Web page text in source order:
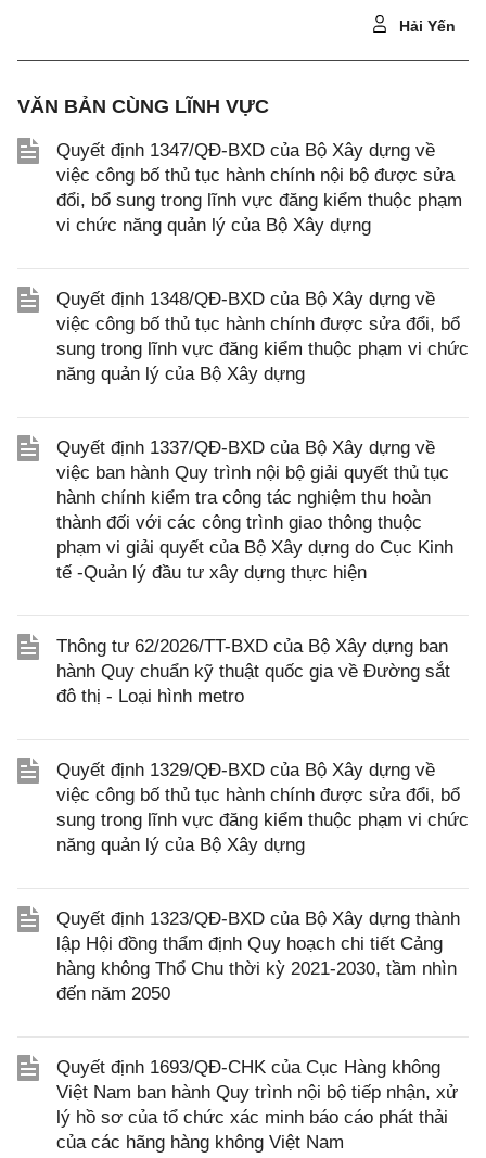
Hải Yến
VĂN BẢN CÙNG LĨNH VỰC
Quyết định 1347/QĐ-BXD của Bộ Xây dựng về
việc công bố thủ tục hành chính nội bộ được sửa
đổi, bổ sung trong lĩnh vực đăng kiểm thuộc phạm
vi chức năng quản lý của Bộ Xây dựng
Quyết định 1348/QĐ-BXD của Bộ Xây dựng về
việc công bố thủ tục hành chính được sửa đổi, bổ
sung trong lĩnh vực đăng kiểm thuộc phạm vi chức
năng quản lý của Bộ Xây dựng
Quyết định 1337/QĐ-BXD của Bộ Xây dựng về
việc ban hành Quy trình nội bộ giải quyết thủ tục
hành chính kiểm tra công tác nghiệm thu hoàn
thành đối với các công trình giao thông thuộc
phạm vi giải quyết của Bộ Xây dựng do Cục Kinh
tế -Quản lý đầu tư xây dựng thực hiện
Thông tư 62/2026/TT-BXD của Bộ Xây dựng ban
hành Quy chuẩn kỹ thuật quốc gia về Đường sắt
đô thị - Loại hình metro
Quyết định 1329/QĐ-BXD của Bộ Xây dựng về
việc công bố thủ tục hành chính được sửa đổi, bổ
sung trong lĩnh vực đăng kiểm thuộc phạm vi chức
năng quản lý của Bộ Xây dựng
Quyết định 1323/QĐ-BXD của Bộ Xây dựng thành
lập Hội đồng thẩm định Quy hoạch chi tiết Cảng
hàng không Thổ Chu thời kỳ 2021-2030, tầm nhìn
đến năm 2050
Quyết định 1693/QĐ-CHK của Cục Hàng không
Việt Nam ban hành Quy trình nội bộ tiếp nhận, xử
lý hồ sơ của tổ chức xác minh báo cáo phát thải
của các hãng hàng không Việt Nam